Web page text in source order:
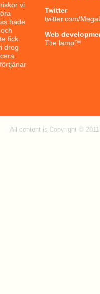
vi
hade
fick
drog
Twitter
twitter.com/
Web
The lamp™
All content is Copyright ©